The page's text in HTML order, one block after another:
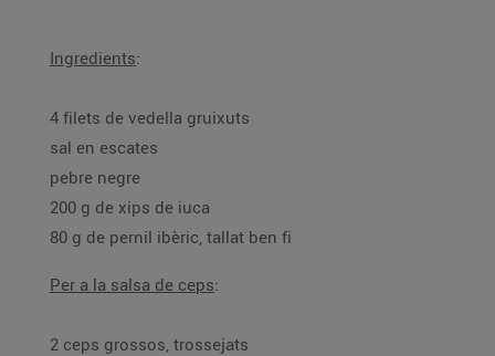
Ingredients:
4 filets de vedella gruixuts
sal en escates
pebre negre
200 g de xips de iuca
80 g de pernil ibèric, tallat ben fi
Per a la salsa de ceps:
2 ceps grossos, trossejats